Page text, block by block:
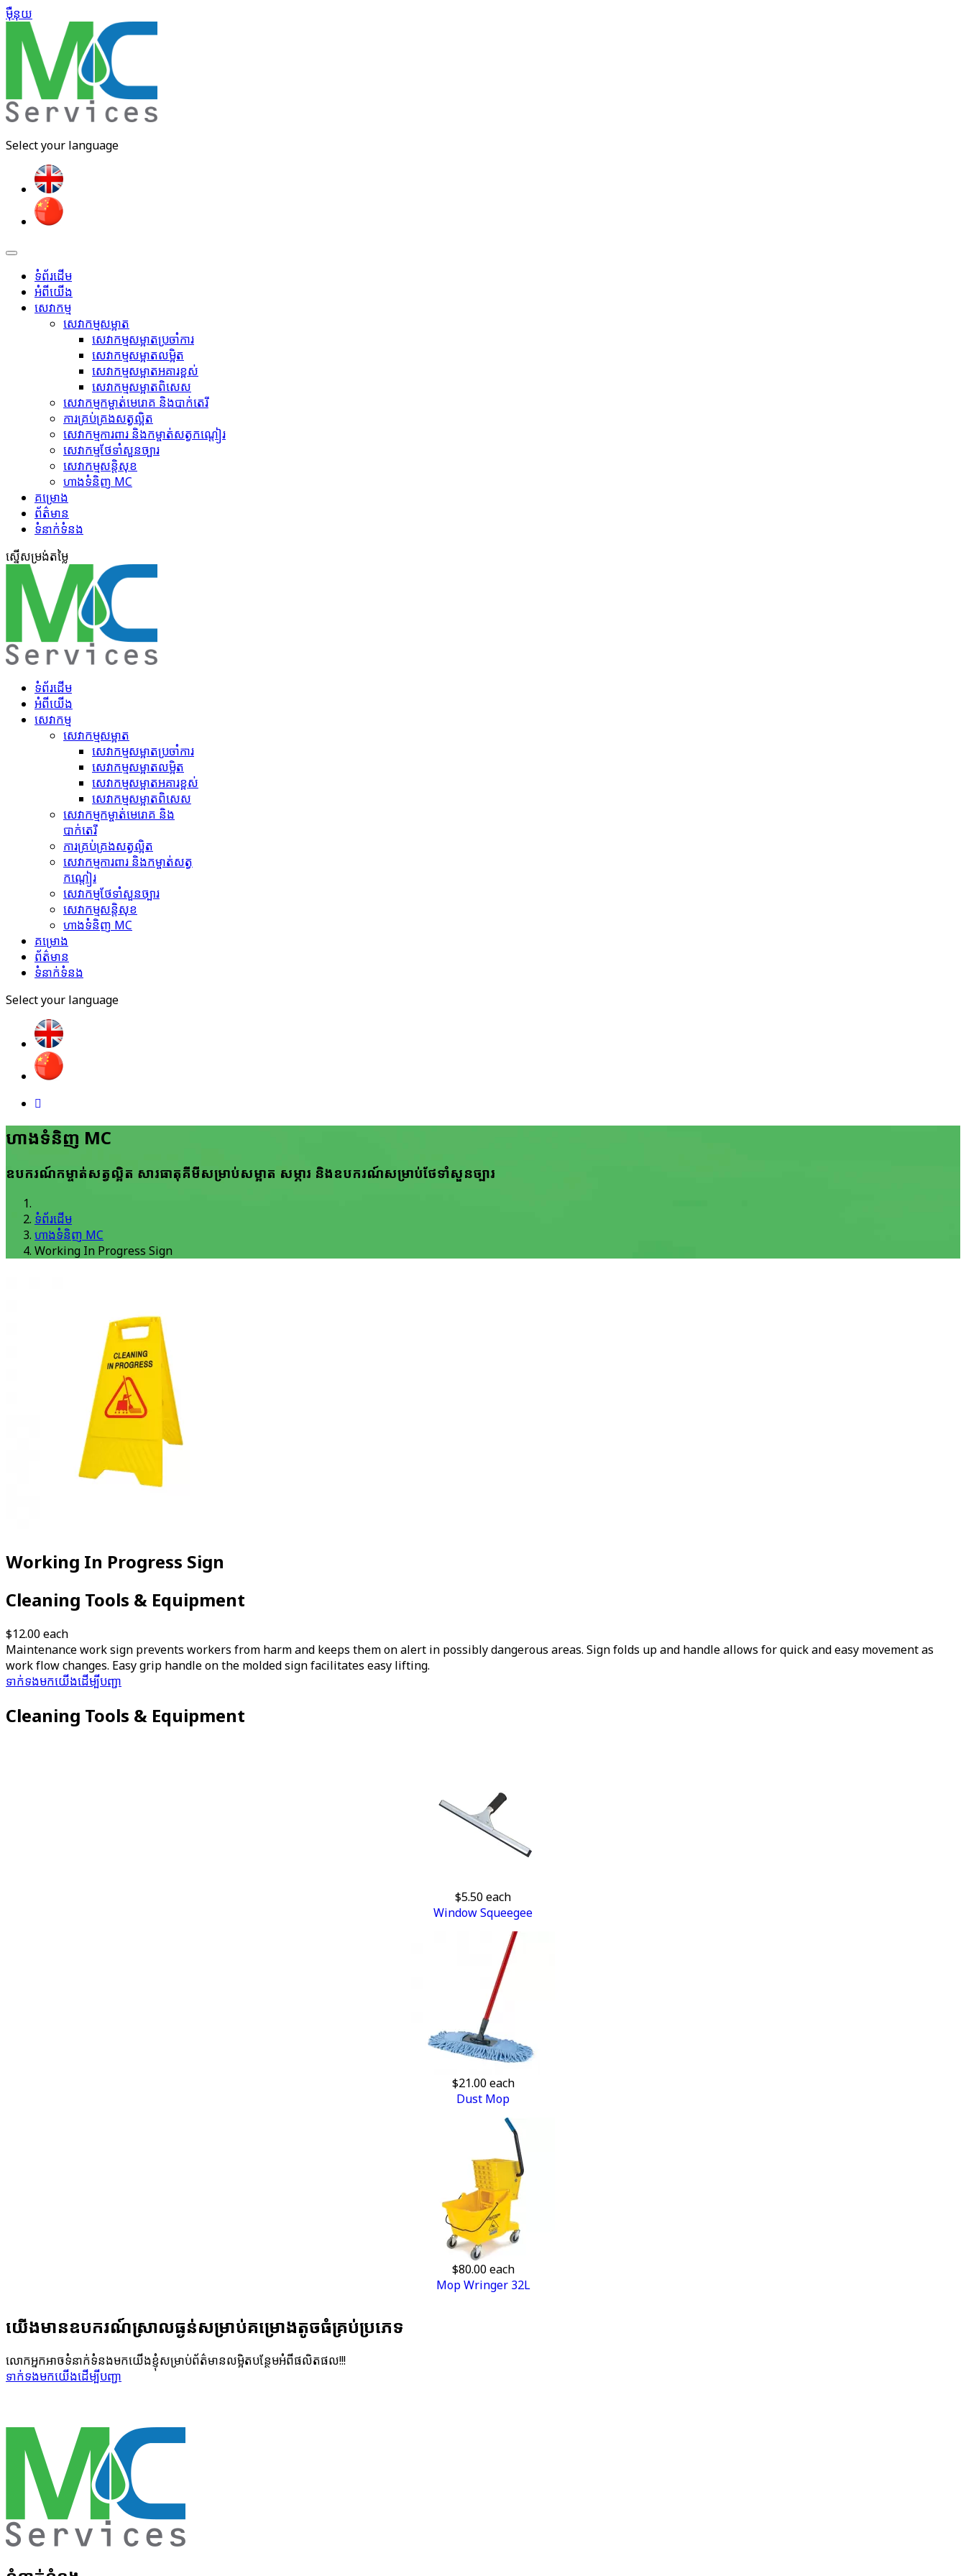
ម៉ឺនុយ​
Select your language
ទំព័រដើម
អំពីយើង
សេវាកម្ម
សេវាកម្មសម្អាត
សេវាកម្ម​សម្អាតប្រចាំការ
សេវាកម្ម​សម្អាត​លម្អិត
សេវាកម្ម​សម្អាត​អគារខ្ពស់
សេវាកម្ម​សម្អាត​ពិសេស
សេវាកម្ម​កម្ចាត់​មេរោគ និងបាក់តេរី
ការគ្រប់គ្រង​សត្វល្អិត​
សេវាកម្ម​ការពារ និងកម្ចាត់​សត្វកណ្តៀរ
សេវាកម្ម​ថែទាំ​សួនច្បារ
សេវាកម្ម​សន្តិសុខ
ហាង​ទំនិញ MC
គ​ម្រោ​ង
ព័ត៌មាន
ទំនាក់ទំនង
ស្នើ​សម្រង់​តម្លៃ
ទំព័រដើម
អំពីយើង
សេវាកម្ម
សេវាកម្មសម្អាត
សេវាកម្ម​សម្អាតប្រចាំការ
សេវាកម្ម​សម្អាត​លម្អិត
សេវាកម្ម​សម្អាត​អគារខ្ពស់
សេវាកម្ម​សម្អាត​ពិសេស
សេវាកម្ម​កម្ចាត់​មេរោគ និង
បាក់តេរី
ការគ្រប់គ្រង​សត្វល្អិត​
សេវាកម្ម​ការពារ និងកម្ចាត់​សត្វ
កណ្តៀរ
សេវាកម្ម​ថែទាំ​សួនច្បារ
សេវាកម្ម​សន្តិសុខ
ហាង​ទំនិញ MC
គ​ម្រោ​ង
ព័ត៌មាន
ទំនាក់ទំនង
Select your language
ហាង​ទំនិញ MC
ឧបករណ៍​កម្ចាត់​សត្វ​ល្អិត សារ​ធាតុ​គីមី​សម្រាប់​សម្អាត សម្ភារ និង​ឧបករណ៍​សម្រាប់​ថែ​ទាំ​សួន​ច្បារ
ទំព័រដើម
ហាង​ទំនិញ MC
Working In Progress Sign
Working In Progress Sign
Cleaning Tools & Equipment
$12.00each
Maintenance work sign prevents workers from harm and keeps them on alert in possibly dangerous areas. Sign folds up and handle allows for quick and easy movement as
work flow changes. Easy grip handle on the molded sign facilitates easy lifting.
ទាក់ទង​មក​យើង​ដើម្បី​បញ្ជា​
Cleaning Tools & Equipment
$5.50each
Window Squeegee
$21.00 each
Dust Mop
$80.00 each
Mop Wringer 32L
យើង​មាន​ឧបករណ៍​ស្រាល​ធ្ងន់​សម្រាប់​គម្រោង​តូច​ធំគ្រប់​ប្រភេទ
លោក​អ្នក​អាច​ទំនាក់​ទំនង​មក​យើង​ខ្ញុំ​សម្រាប់​ព័ត៌មាន​លម្អិត​បន្ថែម​អំពី​ផលិតផល!!!
ទាក់ទង​មក​យើង​ដើម្បី​បញ្ជា​